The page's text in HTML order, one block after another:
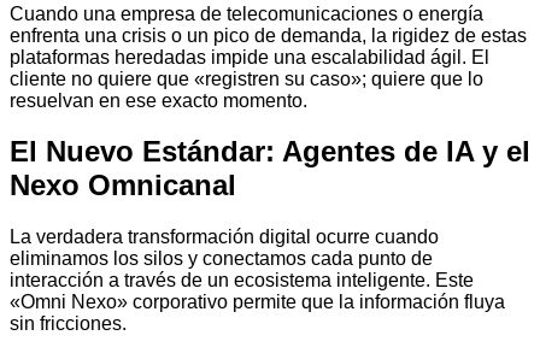
Cuando una empresa de telecomunicaciones o energía
enfrenta una crisis o un pico de demanda, la rigidez de estas
plataformas heredadas impide una escalabilidad ágil. El
cliente no quiere que «registren su caso»; quiere que lo
resuelvan en ese exacto momento.
El Nuevo Estándar: Agentes de IA y el
Nexo Omnicanal
La verdadera transformación digital ocurre cuando
eliminamos los silos y conectamos cada punto de
interacción a través de un ecosistema inteligente. Este
«Omni Nexo» corporativo permite que la información fluya
sin fricciones.